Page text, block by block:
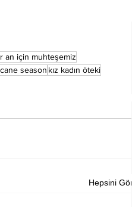
an için muhteşemiz
season kız kadın öteki
Hepsini Gör